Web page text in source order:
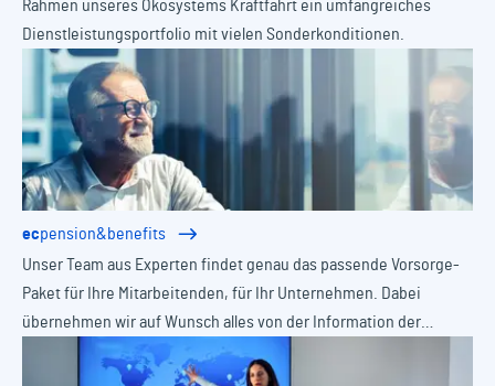
Rahmen unseres Ökosystems Kraftfahrt ein umfangreiches
Dienstleistungsportfolio mit vielen Sonderkonditionen.
ecpension&benefits
Unser Team aus Experten findet genau das passende Vorsorge-
Paket für Ihre Mitarbeitenden, für Ihr Unternehmen. Dabei
übernehmen wir auf Wunsch alles von der Information der
Belegschaft bis zur Verwaltung für Sie.